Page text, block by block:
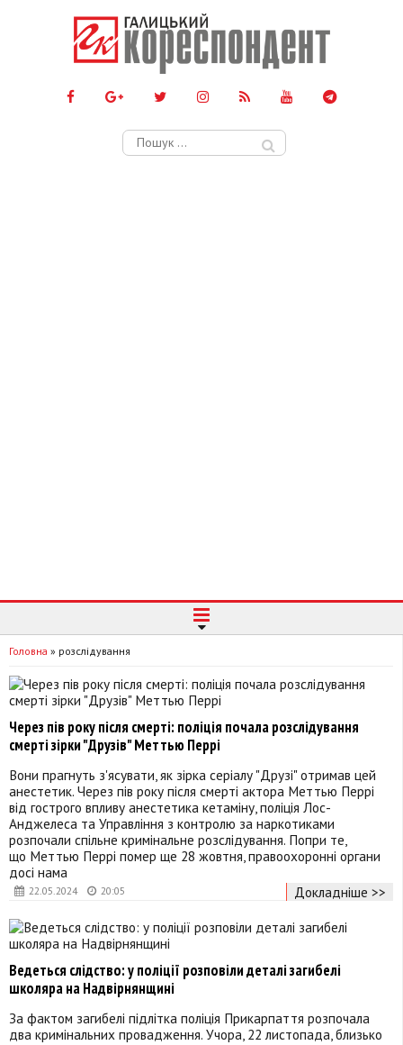
Пошук:
Головна » розслідування
22.05.2024 20:05
Через пів року після смерті: поліція почала розслідування
смерті зірки "Друзів" Меттью Перрі
Вони прагнуть з'ясувати, як зірка серіалу "Друзі" отримав цей
анестетик. Через пів року після смерті актора Меттью Перрі
від гострого впливу анестетика кетаміну, поліція Лос-
Анджелеса та Управління з контролю за наркотиками
розпочали спільне кримінальне розслідування. Попри те,
що Меттью Перрі помер ще 28 жовтня, правоохоронні органи
досі нама
Докладніше >>
Ведеться слідство: у поліції розповіли деталі загибелі
школяра на Надвірнянщині
За фактом загибелі підлітка поліція Прикарпаття розпочала
два кримінальних провадження. Учора, 22 листопада, близько